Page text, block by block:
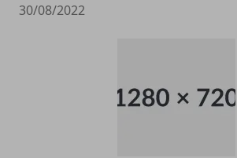
30/08/2022